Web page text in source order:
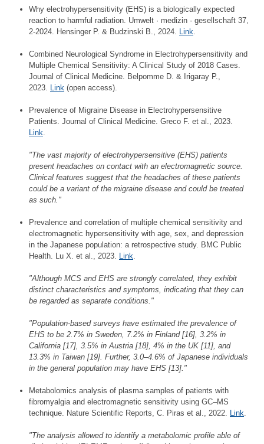
Why electrohypersensitivity (EHS) is a biologically expected
reaction to harmful radiation. Umwelt · medizin · gesellschaft 37,
2-2024. Hensinger P. & Budzinski B., 2024. Link.
Combined Neurological Syndrome in Electrohypersensitivity and
Multiple Chemical Sensitivity: A Clinical Study of 2018 Cases.
Journal of Clinical Medicine. Belpomme D. & Irigaray P.,
2023. Link (open access).
Prevalence of Migraine Disease in Electrohypersensitive
Patients. Journal of Clinical Medicine. Greco F. et al., 2023.
Link.
"The vast majority of electrohypersensitive (EHS) patients
present headaches on contact with an electromagnetic source.
Clinical features suggest that the headaches of these patients
could be a variant of the migraine disease and could be treated
as such."
Prevalence and correlation of multiple chemical sensitivity and
electromagnetic hypersensitivity with age, sex, and depression
in the Japanese population: a retrospective study. BMC Public
Health. Lu X. et al., 2023. Link.
"Although MCS and EHS are strongly correlated, they exhibit
distinct characteristics and symptoms, indicating that they can
be regarded as separate conditions."
"Population-based surveys have estimated the prevalence of
EHS to be 2.7% in Sweden, 7.2% in Finland [16], 3.2% in
California [17], 3.5% in Austria [18], 4% in the UK [11], and
13.3% in Taiwan [19]. Further, 3.0–4.6% of Japanese individuals
in the general population may have EHS [13]."
Metabolomics analysis of plasma samples of patients with
fibromyalgia and electromagnetic sensitivity using GC–MS
technique. Nature Scientific Reports, C. Piras et al., 2022. Link.
"The analysis allowed to identify a metabolomic profile able of